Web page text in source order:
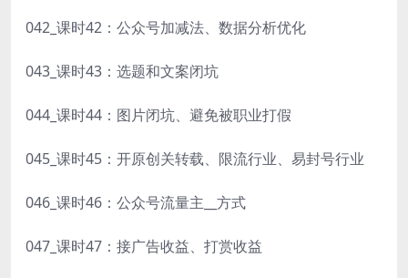
042_课时42：公众号加减法、数据分析优化
043_课时43：选题和文案闭坑
044_课时44：图片闭坑、避免被职业打假
045_课时45：开原创关转载、限流行业、易封号行业
046_课时46：公众号流量主__方式
047_课时47：接广告收益、打赏收益